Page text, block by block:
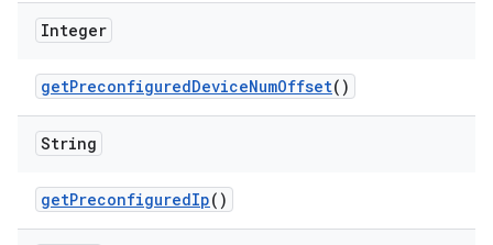
Integer
getPreconfiguredDeviceNumOffset()
String
getPreconfiguredIp()